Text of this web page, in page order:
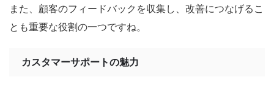
また、顧客のフィードバックを収集し、改善につなげるこ
とも重要な役割の一つですね。
カスタマーサポートの魅力